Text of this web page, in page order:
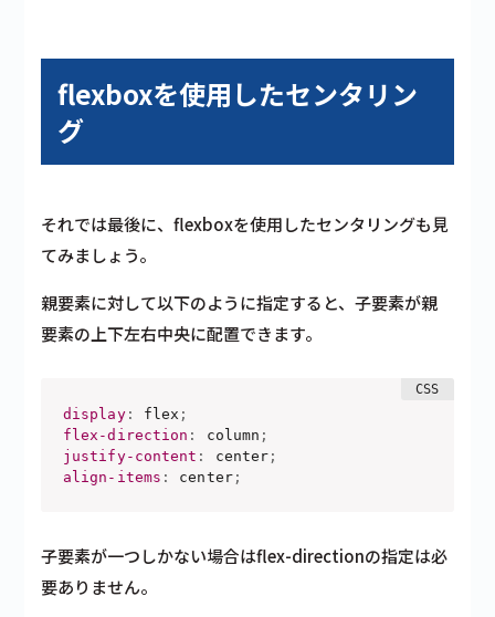
flexboxを使用したセンタリン
グ
それでは最後に、flexboxを使用したセンタリングも見
てみましょう。
親要素に対して以下のように指定すると、子要素が親
要素の上下左右中央に配置できます。
display: flex ;
flex-direction : column ;
justify-content : center ;
align-items : center;
子要素が一つしかない場合はflex-directionの指定は必
要ありません。